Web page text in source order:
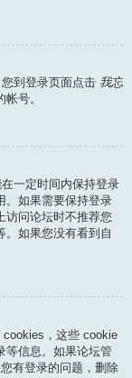
到登录页面点击 我忘
号。
一定时间内保持登录
。如果需要保持登录
访问论坛时不推荐您
。如果您没有看到自
cookies，这些 cookie
等信息。如果论坛管
有登录的问题，删除